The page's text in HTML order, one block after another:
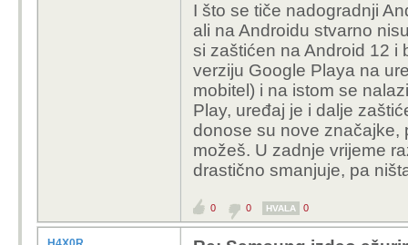
I što se tiče nadogradnji
ali na Androidu stvarno
si zaštićen na Android 12 i
verziju Google Playa na
mobitel) i na istom se
Play, uređaj je i dalje
donose su nove značajke,
možeš. U zadnje vrijeme
drastično smanjuje, pa
0 0 HVALA 0